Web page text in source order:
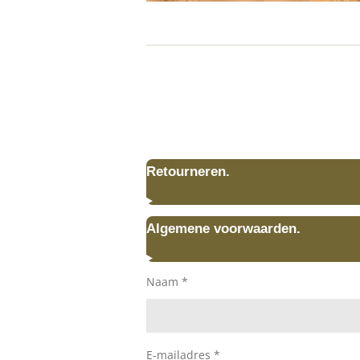
Retourneren.
Algemene voorwaarden.
Naam *
E-mailadres *